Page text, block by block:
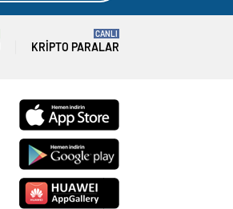
KRIPTO PARALAR
CANLI